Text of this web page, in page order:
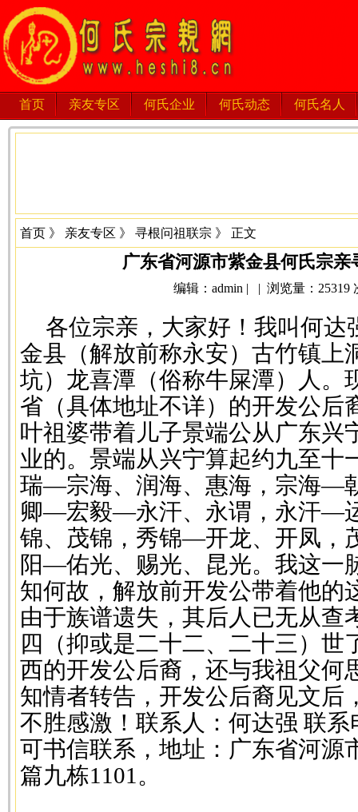
首页 亲友专区 何氏企业 何氏动态 何氏名人
首页 》 亲友专区 》 寻根问祖联宗 》 正文
广东省河源市紫金县何氏宗亲
编辑：admin | | 浏览量：25319
各位宗亲，大家好！我叫何达
金县（解放前称永安）古竹镇上
坑）龙喜潭（俗称牛屎潭）人。
省（具体地址不详）的开发公后
叶祖婆带着儿子景端公从广东兴
业的。景端从兴宁算起约九至
瑞—宗海、润海、惠海，宗海—
卿—宏毅—永汗、永谓，永汗—
锦、茂锦，秀锦—开龙、开凤，
阳—佑光、赐光、昆光。我这一
知何故，解放前开发公带着他的
由于族谱遗失，其后人已无从查
四（抑或是二十二、二十三）世
西的开发公后裔，还与我祖父何
知情者转告，开发公后裔见文后
不胜感激！联系人：何达强 联系
可书信联系，地址：广东省河源
篇九栋1101。